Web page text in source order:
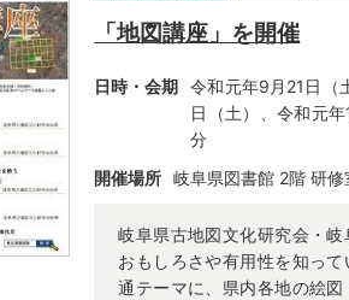
「地図講座」を開催
日時・会期
令和元年9月21日（
日（土）、令和元
分
開催場所
岐阜県図書館 2階 研修
岐阜県古地図文化研究会・
おもしろさや有用性を知っ
通テーマに、県内各地の絵